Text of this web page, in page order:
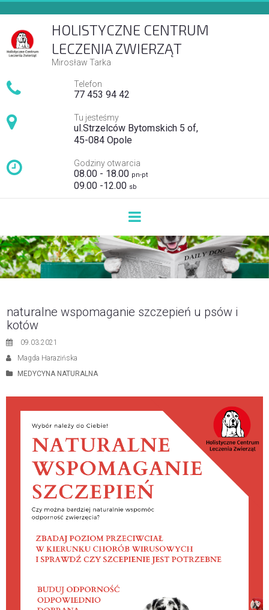
HOLISTYCZNE CENTRUM
LECZENIA ZWIERZĄT
Mirosław Tarka
 Telefon
77 453 94 42
 Tu jesteśmy
ul.Strzelców Bytomskich 5 of,
45-084 Opole
 Godziny otwarcia
08.00 - 18.00 pn-pt
09.00 -12.00 sb
naturalne wspomaganie szczepień u psów i
kotów
09.03.2021
Magda Harazińska
MEDYCYNA NATURALNA